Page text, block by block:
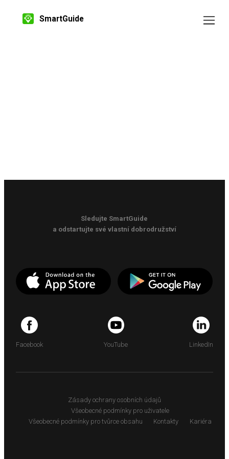
SmartGuide
Sledujte SmartGuide
a odstartujte své vlastní dobrodružství
Facebook YouTube LinkedIn
Zásady ochrany osobních údajů
Všeobecné podmínky pro uživatele
Všeobecné podmínky pro tvůrce obsahu
Kontakty Kariéra